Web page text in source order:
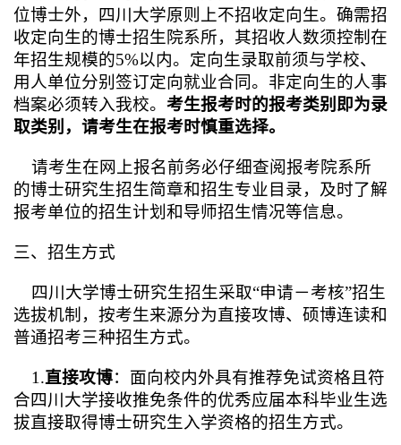
位博士外，四川大学原则上不招收定向生。确需招
收定向生的博士招生院系所，其招收人数须控制在
年招生规模的5%以内。定向生录取前须与学校、
用人单位分别签订定向就业合同。非定向生的人事
档案必须转入我校。 考生报考时的报考类别即为录
取类别，请考生在报考时慎重选择。
请考生在网上报名前务必仔细查阅报考院系所
的博士研究生招生简章和招生专业目录，及时了解
报考单位的招生计划和导师招生情况等信息。
三、招生方式
四川大学博士研究生招生采取“申请－考核”招生
选拔机制，按考生来源分为直接攻博、硕博连读和
普通招考三种招生方式。
1.直接攻博：面向校内外具有推荐免试资格且符
合四川大学接收推免条件的优秀应届本科毕业生选
拔直接取得博士研究生入学资格的招生方式。